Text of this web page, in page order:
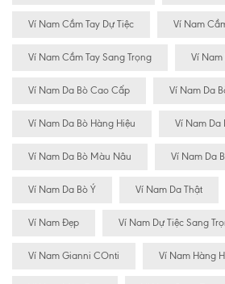
Ví Nam Cầm Tay Dự Tiệc Ví Nam
Ví Nam Cầm Tay Sang Trọng Ví Nam
Ví Nam Da Bò Cao Cấp Ví Nam Da
Ví Nam Da Bò Hàng Hiệu Ví Nam Da
Ví Nam Da Bò Màu Nâu Ví Nam Da
Ví Nam Da Bò Ý Ví Nam Da Thật
Ví Nam Đẹp Ví Nam Dự Tiệc Sang
Ví Nam Gianni COnti Ví Nam Hàng